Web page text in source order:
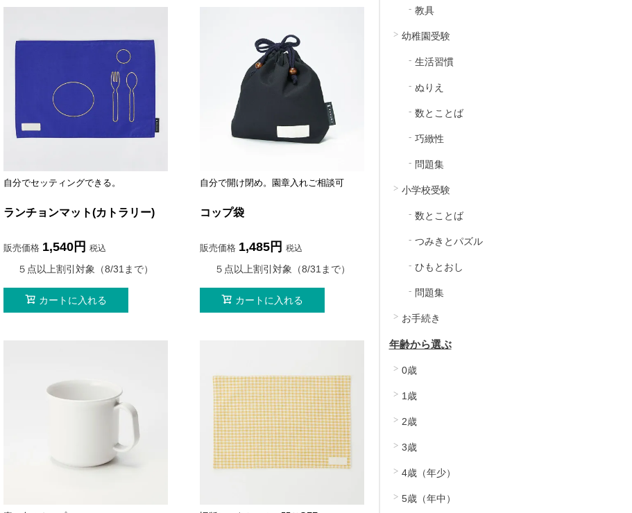
自分でセッティングできる。
ランチョンマット(カトラリー)
販売価格 1,540 税込
５点以上割引対象（8/31まで）
カートに入れる
自分で開け閉め。園章入れご相談可
コップ袋
販売価格 1,485 税込
５点以上割引対象（8/31まで）
カートに入れる
教具
幼稚園受験
生活習慣
ぬりえ
数とことば
巧緻性
問題集
小学校受験
数とことば
つみきとパズル
ひもとおし
問題集
お手続き
年齢から選ぶ
0歳
1歳
2歳
3歳
4歳（年少）
5歳（年中）